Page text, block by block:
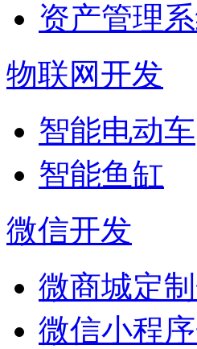
资产管理
物联网开发
智能电动车
智能鱼缸
微信开发
微商城定
微信小程